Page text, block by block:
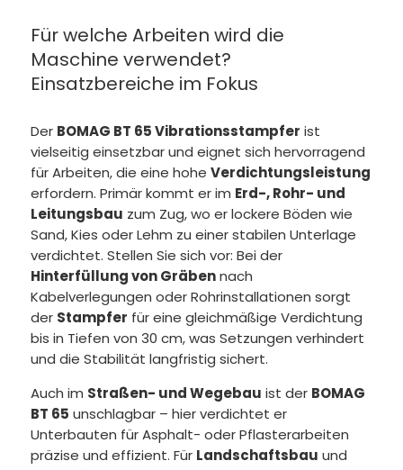
Für welche Arbeiten wird die
Maschine verwendet?
Einsatzbereiche im Fokus
Der BOMAG BT 65 Vibrationsstampfer ist
vielseitig einsetzbar und eignet sich hervorragend
für Arbeiten, die eine hohe Verdichtungsleistung
erfordern. Primär kommt er im Erd-, Rohr- und
Leitungsbau zum Zug, wo er lockere Böden wie
Sand, Kies oder Lehm zu einer stabilen Unterlage
verdichtet. Stellen Sie sich vor: Bei der
Hinterfüllung von Gräbennach
Kabelverlegungen oder Rohrinstallationen sorgt
der Stampfer für eine gleichmäßige Verdichtung
bis in Tiefen von 30 cm, was Setzungen verhindert
und die Stabilität langfristig sichert.
Auch im Straßen- und Wegebau ist der BOMAG
BT 65 unschlagbar – hier verdichtet er
Unterbauten für Asphalt- oder Pflasterarbeiten
präzise und effizient. Für Landschaftsbau und